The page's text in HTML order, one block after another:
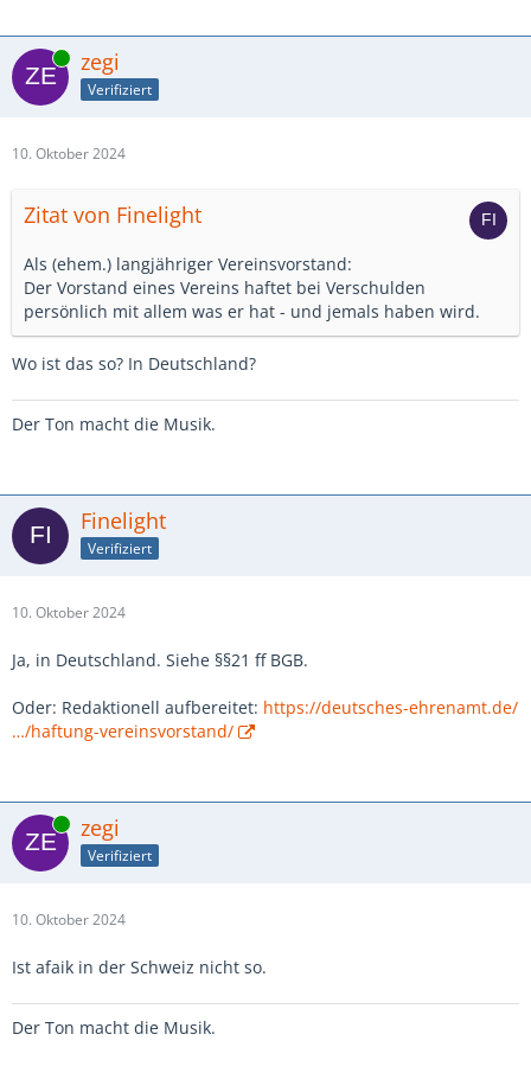
Online zegi
Verifiziert
10. Oktober 2024
Zitat von Finelight
Als (ehem.) langjähriger Vereinsvorstand:
Der Vorstand eines Vereins haftet bei Verschulden
persönlich mit allem was er hat - und jemals haben wird.
Wo ist das so? In Deutschland?
Der Ton macht die Musik.
Finelight
Verifiziert
10. Oktober 2024
Ja, in Deutschland. Siehe §§21 ff BGB.
Oder: Redaktionell aufbereitet: https://deutsches-ehrenamt.de/
…/haftung-vereinsvorstand/
Online zegi
Verifiziert
10. Oktober 2024
Ist afaik in der Schweiz nicht so.
Der Ton macht die Musik.